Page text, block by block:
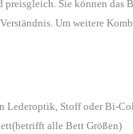
Sie können
Um weitere
Lederoptik, Stoff oder Bi-
alle Bett Größen)